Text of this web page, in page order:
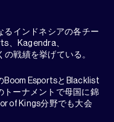
るインドネシアの各チー
、Kagendra、
戦績を挙げている。
Boom EsportsとBlacklist
ーナメントで母国に錦
of Kings分野でも大会